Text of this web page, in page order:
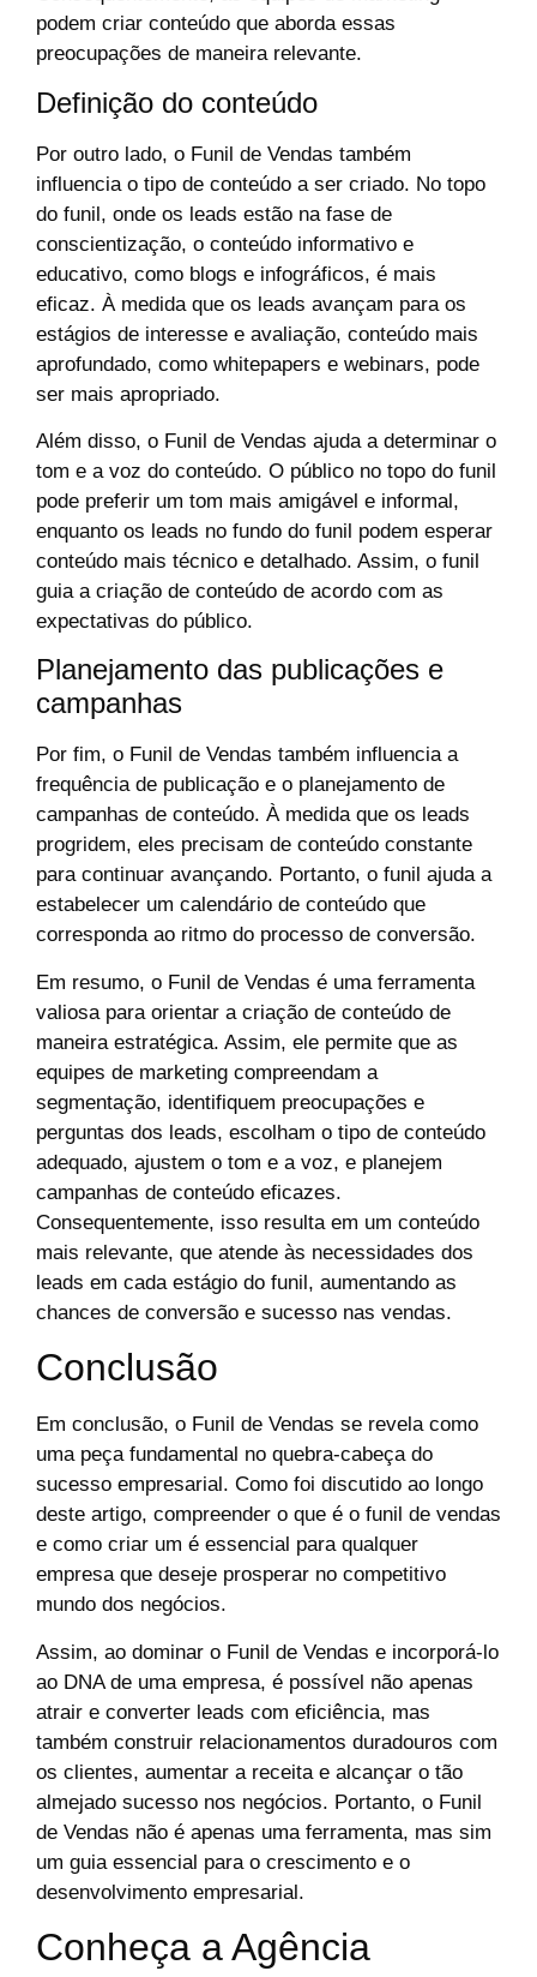
podem criar conteúdo que aborda essas
preocupações de maneira relevante.
Definição do conteúdo
Por outro lado, o Funil de Vendas também
influencia o tipo de conteúdo a ser criado. No topo
do funil, onde os leads estão na fase de
conscientização, o conteúdo informativo e
educativo, como blogs e infográficos, é mais
eficaz. À medida que os leads avançam para os
estágios de interesse e avaliação, conteúdo mais
aprofundado, como whitepapers e webinars, pode
ser mais apropriado.
Além disso, o Funil de Vendas ajuda a determinar o
tom e a voz do conteúdo. O público no topo do funil
pode preferir um tom mais amigável e informal,
enquanto os leads no fundo do funil podem esperar
conteúdo mais técnico e detalhado. Assim, o funil
guia a criação de conteúdo de acordo com as
expectativas do público.
Planejamento das publicações e
campanhas
Por fim, o Funil de Vendas também influencia a
frequência de publicação e o planejamento de
campanhas de conteúdo. À medida que os leads
progridem, eles precisam de conteúdo constante
para continuar avançando. Portanto, o funil ajuda a
estabelecer um calendário de conteúdo que
corresponda ao ritmo do processo de conversão.
Em resumo, o Funil de Vendas é uma ferramenta
valiosa para orientar a criação de conteúdo de
maneira estratégica. Assim, ele permite que as
equipes de marketing compreendam a
segmentação, identifiquem preocupações e
perguntas dos leads, escolham o tipo de conteúdo
adequado, ajustem o tom e a voz, e planejem
campanhas de conteúdo eficazes.
Consequentemente, isso resulta em um conteúdo
mais relevante, que atende às necessidades dos
leads em cada estágio do funil, aumentando as
chances de conversão e sucesso nas vendas.
Conclusão
Em conclusão, o Funil de Vendas se revela como
uma peça fundamental no quebra-cabeça do
sucesso empresarial. Como foi discutido ao longo
deste artigo, compreender o que é o funil de vendas
e como criar um é essencial para qualquer
empresa que deseje prosperar no competitivo
mundo dos negócios.
Assim, ao dominar o Funil de Vendas e incorporá-lo
ao DNA de uma empresa, é possível não apenas
atrair e converter leads com eficiência, mas
também construir relacionamentos duradouros com
os clientes, aumentar a receita e alcançar o tão
almejado sucesso nos negócios. Portanto, o Funil
de Vendas não é apenas uma ferramenta, mas sim
um guia essencial para o crescimento e o
desenvolvimento empresarial.
Conheça a Agência